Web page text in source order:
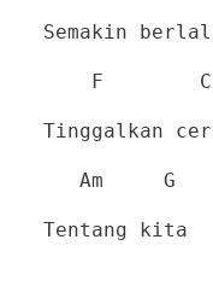
Semakin
F C
Tinggalkan
Am G
Tentang kita